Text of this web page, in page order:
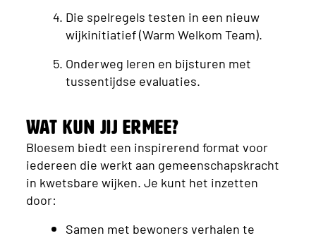
Die spelregels testen in een nieuw
wijkinitiatief (Warm Welkom Team).
Onderweg leren en bijsturen met
tussentijdse evaluaties.
Wat kun jij ermee?
Bloesem biedt een inspirerend format voor
iedereen die werkt aan gemeenschapskracht
in kwetsbare wijken. Je kunt het inzetten
door:
Samen met bewoners verhalen te